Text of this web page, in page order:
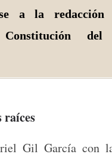
a la
Con­sti­tu­ción
raíces
Gil Gar­cía con